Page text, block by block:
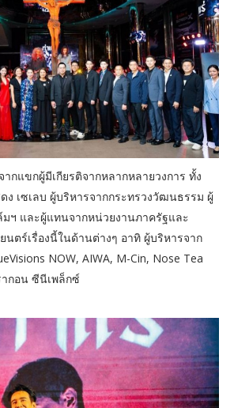
กแขกผู้มีเกียรติจากหลากหลายวงการ ทั้ง
เซเลบ ผู้บริหารจากกระทรวงวัฒนธรรม ผู้
ฯ และผู้แทนจากหน่วยงานภาครัฐและ
ตร์เรื่องนี้ในด้านต่างๆ อาทิ ผู้บริหารจาก
NOW, AIWA, M-Cin, Nose Tea
กอน ซีนีเพล็กซ์